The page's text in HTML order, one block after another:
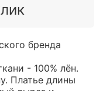
бренда
- 100% лён.
Платье длины